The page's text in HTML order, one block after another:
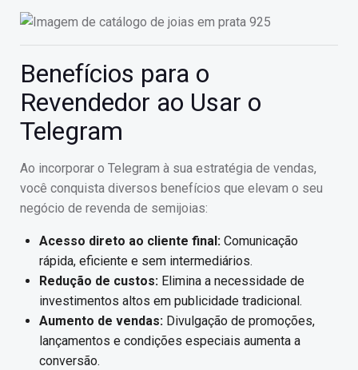
Benefícios para o
Revendedor ao Usar o
Telegram
Ao incorporar o Telegram à sua estratégia de vendas,
você conquista diversos benefícios que elevam o seu
negócio de revenda de semijoias:
Acesso direto ao cliente final: Comunicação
rápida, eficiente e sem intermediários.
Redução de custos: Elimina a necessidade de
investimentos altos em publicidade tradicional.
Aumento de vendas: Divulgação de promoções,
lançamentos e condições especiais aumenta a
conversão.